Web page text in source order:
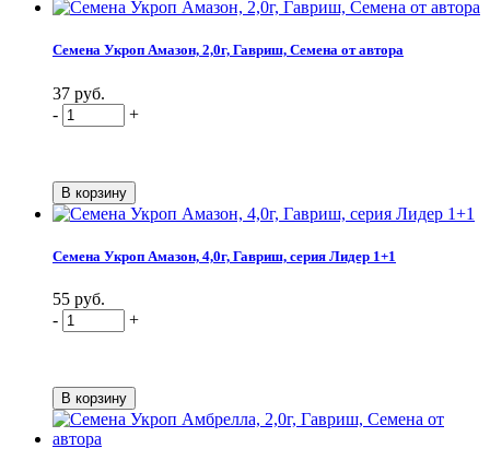
Семена Укроп Амазон, 2,0г, Гавриш, Семена от автора
37 руб.
-
+
Семена Укроп Амазон, 4,0г, Гавриш, серия Лидер 1+1
55 руб.
-
+